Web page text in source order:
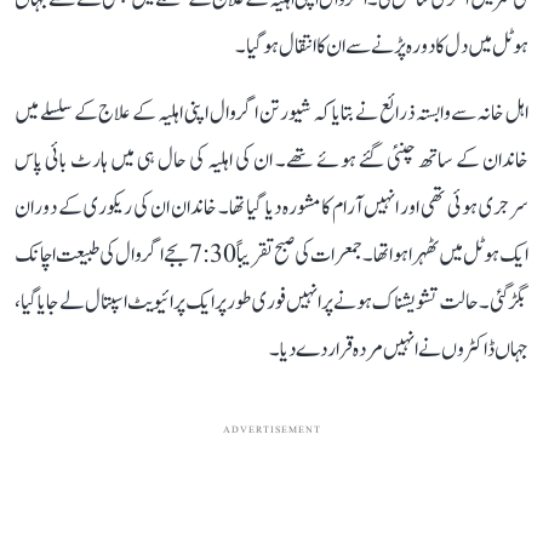
ہوٹل میں دل کا دورہ پڑنے سے ان کا انتقال ہو گیا۔
اہل خانہ سے وابستہ ذرائع نے بتایا کہ شیو رتن اگروال اپنی اہلیہ کے علاج کے سلسلے میں
خاندان کے ساتھ چنئی گئے ہوئے تھے۔ ان کی اہلیہ کی حال ہی میں ہارٹ بائی پاس
سرجری ہوئی تھی اور انہیں آرام کا مشورہ دیا گیا تھا۔ خاندان ان کی ریکوری کے دوران
ایک ہوٹل میں ٹھہرا ہوا تھا۔ جمعرات کی صبح تقریباً 7:30 بجے اگروال کی طبیعت اچانک
بگڑ گئی۔ حالت تشویشناک ہونے پر انہیں فوری طور پر ایک پرائیویٹ اسپتال لے جایا گیا،
جہاں ڈاکٹروں نے انہیں مردہ قرار دے دیا۔
ADVERTISEMENT